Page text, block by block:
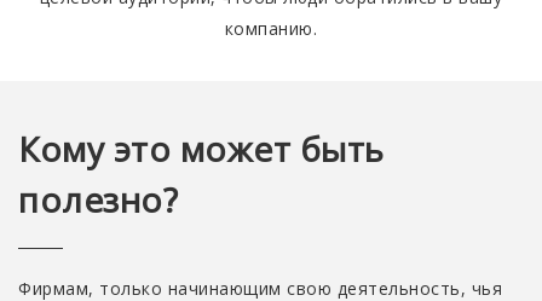
компанию.
Кому это может быть
полезно?
Фирмам, только начинающим свою деятельность, чья